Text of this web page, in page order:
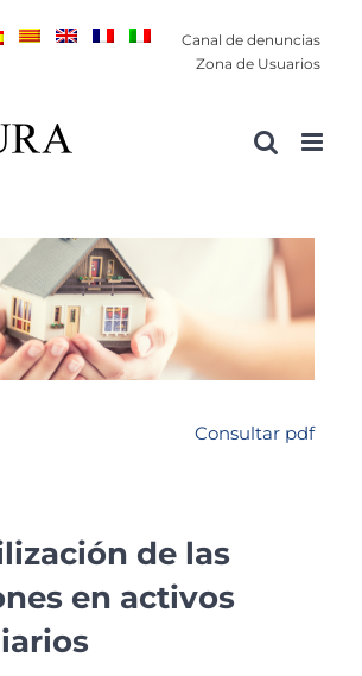
Canal de denuncias
Zona de Usuarios
Consultar pdf
de las
en activos